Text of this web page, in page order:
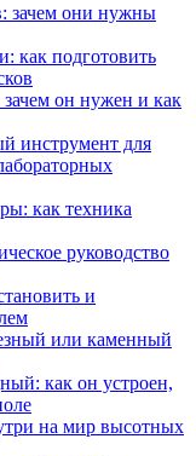
зачем они нужны
как подготовить
он нужен и как
инструмент для
как техника
руководство
и
или каменный
как он устроен,
на мир высотных